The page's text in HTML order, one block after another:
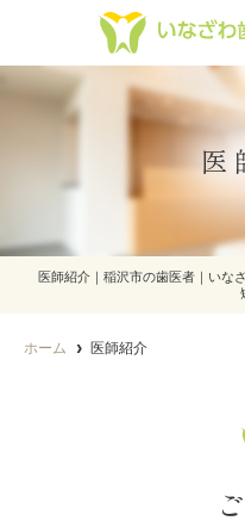
医
医師紹介｜稲沢市の歯医者｜いな
ホーム 医師紹介